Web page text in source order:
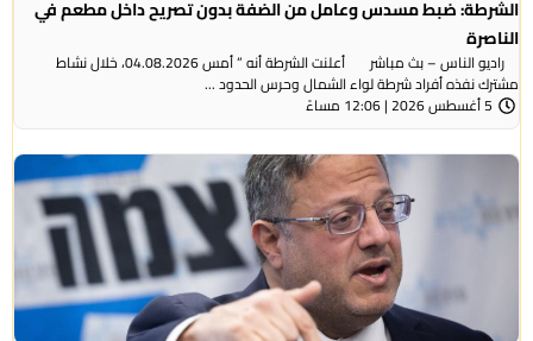
الشرطة: ضبط مسدس وعامل من الضفة بدون تصريح داخل مطعم في
الناصرة
راديو الناس – بث مباشر أعلنت الشرطة أنه ” أمس 04.08.2026، خلال نشاط
مشترك نفذه أفراد شرطة لواء الشمال وحرس الحدود ...
5 أغسطس 2026 | 12:06 مساءً